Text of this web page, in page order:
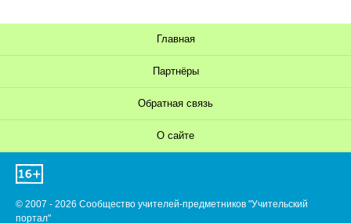
Главная
Партнёры
Обратная связь
О сайте
© 2007 - 2026 Сообщество учителей-предметников "Учительский
портал"